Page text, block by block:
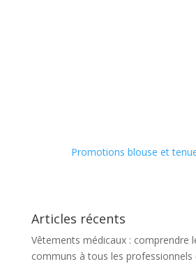
Promotions blouse et
Articles récents
Vêtements médicaux : comprendre
communs à tous les professionnels